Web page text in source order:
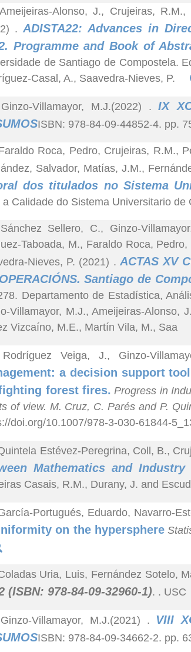
Alonso, J., Crujeiras,
. ADISTA22: Advances in
Programme and Book of
de Santiago de Compostela.
Casal, A., Saavedra-Nieves, P.
Villamayor, M.J.(2022) .IX
ISBN: 978-84-09-44852-4. pp.
Roca, Pedro, Crujeiras, R.M.,
Salvador, Matías, J.M.,
dos titulados no Sistema
a Calidade do Sistema Universitario de
Sellero, C., Ginzo-
Taboada, M., Faraldo Roca,
Nieves, P. (2021) . ACTAS XV
Santiago de
Departamento de Estadística,
Villamayor, M.J., Ameijeiras-Alonso,
Vizcaíno, M.E., Martín Vila, M., Saa
Veiga, J., Ginzo-
a decision support
forest fires. Progress in
of view. M. Cruz, C. Parés and P.
doi.org/10.1007/978-3-030-61844-
Estévez-Peregrina, Coll, B.,
Mathematics and Industry
Casais, R.M., Durany, J. and
Portugués, Eduardo, Navarro-
on the hypersphere
Uria, Luis, Fernández Sotelo,
(ISBN: 978-84-09-32960-1). . USC
Villamayor, M.J.(2021) . VIII
ISBN: 978-84-09-34662-2. pp.